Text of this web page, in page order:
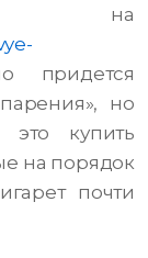
на
придется
но
купить
на порядок
почти